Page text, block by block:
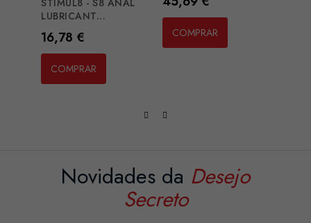
LUBRICANT...
Preço
16,78 €
COMPRAR
COMPRAR
Novidades da Desejo
Secreto